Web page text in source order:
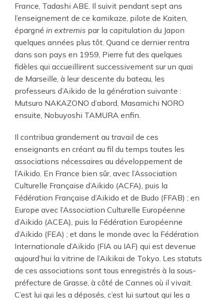
France, Tadashi ABE. Il suivit pendant sept ans
l’enseignement de ce kamikaze, pilote de Kaiten,
épargné in extremis par la capitulation du Japon
quelques années plus tôt. Quand ce dernier rentra
dans son pays en 1959, Pierre fut des quelques
fidèles qui accueillirent successivement sur un quai
de Marseille, à leur descente du bateau, les
professeurs d’Aikido de la génération suivante :
Mutsuro NAKAZONO d’abord, Masamichi NORO
ensuite, Nobuyoshi TAMURA enfin.
Il contribua grandement au travail de ces
enseignants en créant au fil du temps toutes les
associations nécessaires au développement de
l’Aikido. En France bien sûr, avec l’Association
Culturelle Française d’Aikido (ACFA), puis la
Fédération Française d’Aikido et de Budo (FFAB) ; en
Europe avec l’Association Culturelle Européenne
d’Aikido (ACEA), puis la Fédération Européenne
d’Aikido (FEA) ; et dans le monde avec la Fédération
Internationale d’Aikido (FIA ou IAF) qui est devenue
aujourd’hui la vitrine de l’Aikikai de Tokyo. Les statuts
de ces associations sont tous enregistrés à la sous-
préfecture de Grasse, à côté de Cannes où il vivait.
C’est lui qui les a déposés, c’est lui surtout qui les a